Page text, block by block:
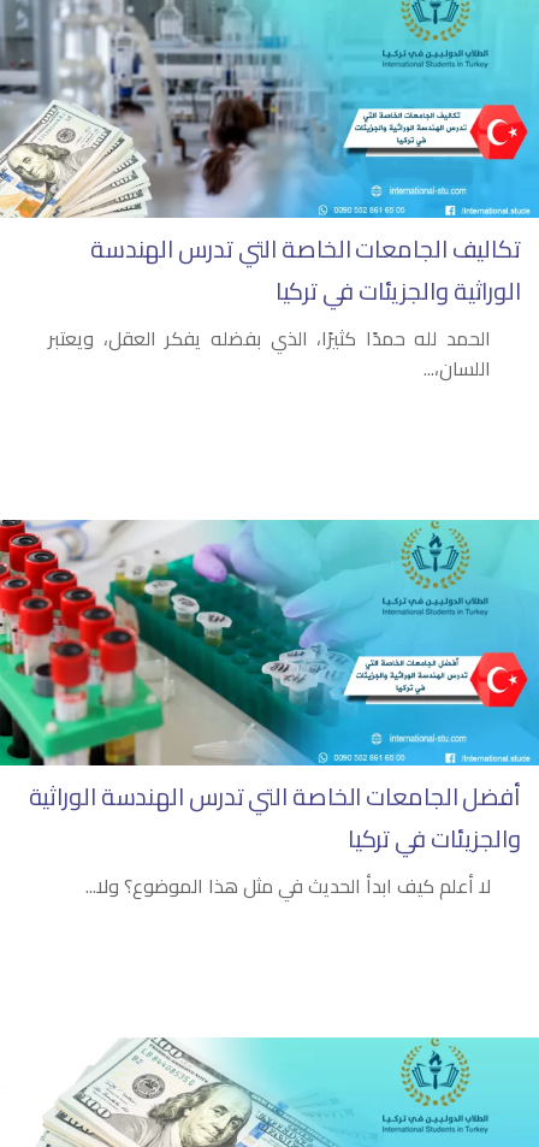
تكاليف الجامعات الخاصة التي تدرس الهندسة
الوراثية والجزيئات في تركيا
الحمد لله حمدًا كثيرًا، الذي بفضله يفكر العقل، ويعتبر
اللسان،...
أفضل الجامعات الخاصة التي تدرس الهندسة الوراثية
والجزيئات في تركيا
لا أعلم كيف ابدأ الحديث في مثل هذا الموضوع؟ ولا...